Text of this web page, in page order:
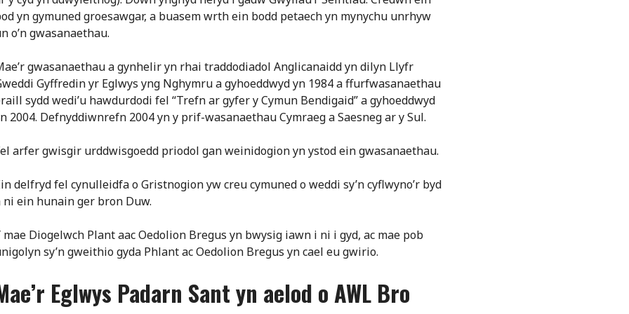
yn gymuned groesawgar, a buasem wrth ein bodd petaech yn mynychu unrhyw
o’n gwasanaethau.
gwasanaethau a gynhelir yn rhai traddodiadol Anglicanaidd yn dilyn Llyfr
Gyffredin yr Eglwys yng Nghymru a gyhoeddwyd yn 1984 a ffurfwasanaethau
sydd wedi’u hawdurdodi fel “Trefn ar gyfer y Cymun Bendigaid” a gyhoeddwyd
2004. Defnyddiwnrefn 2004 yn y prif-wasanaethau Cymraeg a Saesneg ar y Sul.
arfer gwisgir urddwisgoedd priodol gan weinidogion yn ystod ein gwasanaethau.
delfryd fel cynulleidfa o Gristnogion yw creu cymuned o weddi sy’n cyflwyno’r byd
ni ein hunain ger bron Duw.
mae Diogelwch Plant aac Oedolion Bregus yn bwysig iawn i ni i gyd, ac mae pob
sy’n gweithio gyda Phlant ac Oedolion Bregus yn cael eu gwirio.
Eglwys Padarn Sant yn aelod o AWL Bro